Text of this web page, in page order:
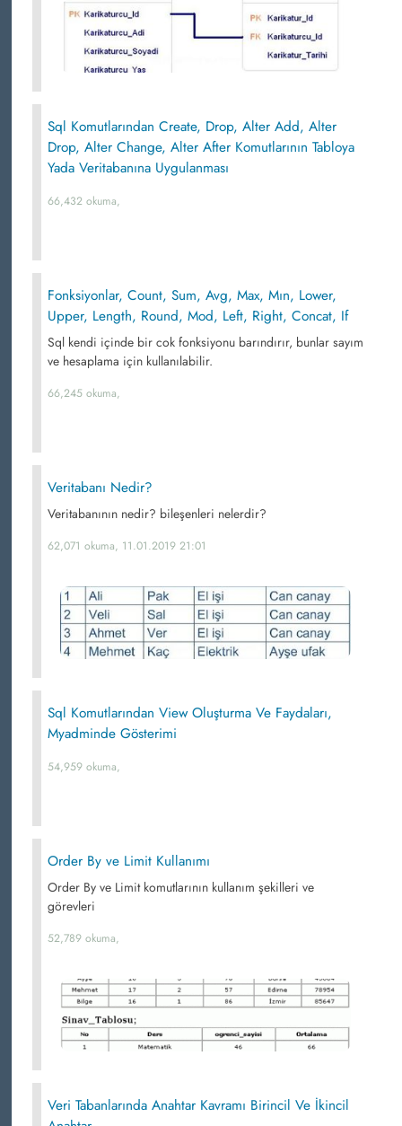
Sql Komutlarından Create, Drop, Alter Add, Alter
Drop, Alter Change, Alter After Komutlarının Tabloya
Yada Veritabanına Uygulanması
66,432 okuma,
Fonksiyonlar, Count, Sum, Avg, Max, Mın, Lower,
Upper, Length, Round, Mod, Left, Right, Concat, If
Sql kendi içinde bir cok fonksiyonu barındırır, bunlar sayım
ve hesaplama için kullanılabilir.
66,245 okuma,
Veritabanı Nedir?
Veritabanının nedir? bileşenleri nelerdir?
62,071 okuma, 11.01.2019 21:01
Sql Komutlarından View Oluşturma Ve Faydaları,
Myadminde Gösterimi
54,959 okuma,
Order By ve Limit Kullanımı
Order By ve Limit komutlarının kullanım şekilleri ve
görevleri
52,789 okuma,
Veri Tabanlarında Anahtar Kavramı Birincil Ve İkincil